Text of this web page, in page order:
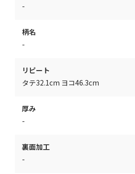
-
柄名
-
リピート
タテ32.1cm ヨコ46.3cm
厚み
-
裏面加工
-